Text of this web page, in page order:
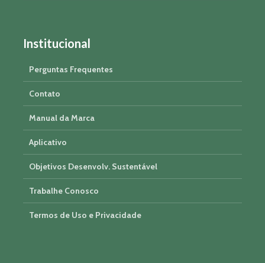
Institucional
Perguntas Frequentes
Contato
Manual da Marca
Aplicativo
Objetivos Desenvolv. Sustentável
Trabalhe Conosco
Termos de Uso e Privacidade